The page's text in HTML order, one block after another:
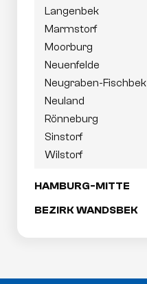
Langenbek
Marmstorf
Moorburg
Neuenfelde
Neugraben-Fischbek
Neuland
Rönneburg
Sinstorf
Wilstorf
HAMBURG-MITTE
BEZIRK WANDSBEK